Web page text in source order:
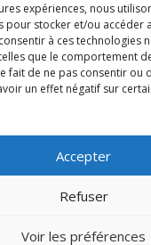
expériences, nous
pour stocker et/ou accéder
à ces technologies
que le comportement
fait de ne pas consentir ou
un effet négatif sur
Accepter
Refuser
Voir les préférences
à l’autocréation
infirmier :quels
comprendre la
Médiateur